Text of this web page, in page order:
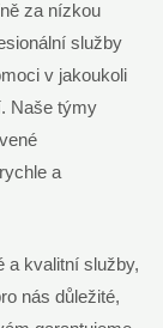
za nízkou
služby
v jakoukoli
Naše týmy
a
a kvalitní služby,
nás důležité,